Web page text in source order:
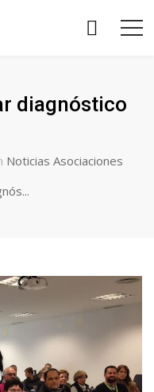
diagnóstico
Noticias Asociaciones